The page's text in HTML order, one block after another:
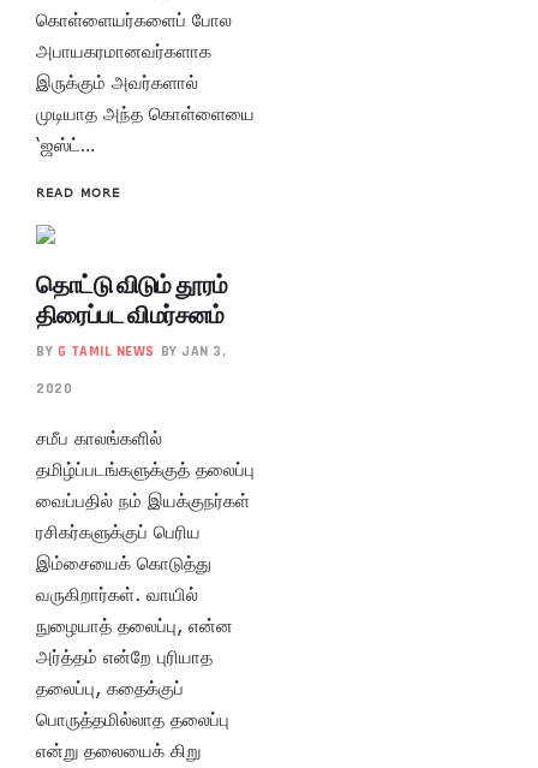
கொள்ளையர்களைப் போல
அபாயகரமானவர்களாக
இருக்கும் அவர்களால்
முடியாத அந்த கொள்ளையை
‘ஜஸ்ட்…
READ MORE
தொட்டு விடும் தூரம்
திரைப்பட விமர்சனம்
BY G TAMIL NEWS BY JAN 3,
2020
சமீப காலங்களில்
தமிழ்ப்படங்களுக்குத் தலைப்பு
வைப்பதில் நம் இயக்குநர்கள்
ரசிகர்களுக்குப் பெரிய
இம்சையைக் கொடுத்து
வருகிறார்கள். வாயில்
நுழையாத் தலைப்பு, என்ன
அர்த்தம் என்றே புரியாத
தலைப்பு, கதைக்குப்
பொருத்தமில்லாத தலைப்பு
என்று தலையைக் கிறு